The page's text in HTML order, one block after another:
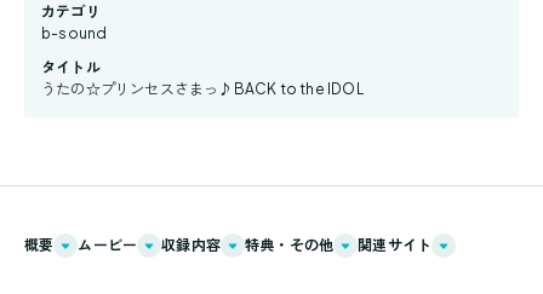
カテゴリ
b-sound
タイトル
うたの☆プリンセスさまっ♪BACK to the IDOL
概要 ムービー 収録内容 特典・その他 関連サイト